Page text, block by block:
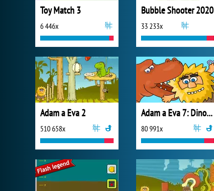
Toy Match 3
6 446x
Bubble Shooter 2020
33 233x
Adam a Eva 2
510 658x
Adam a Eva 7: Dinosauři
80 991x